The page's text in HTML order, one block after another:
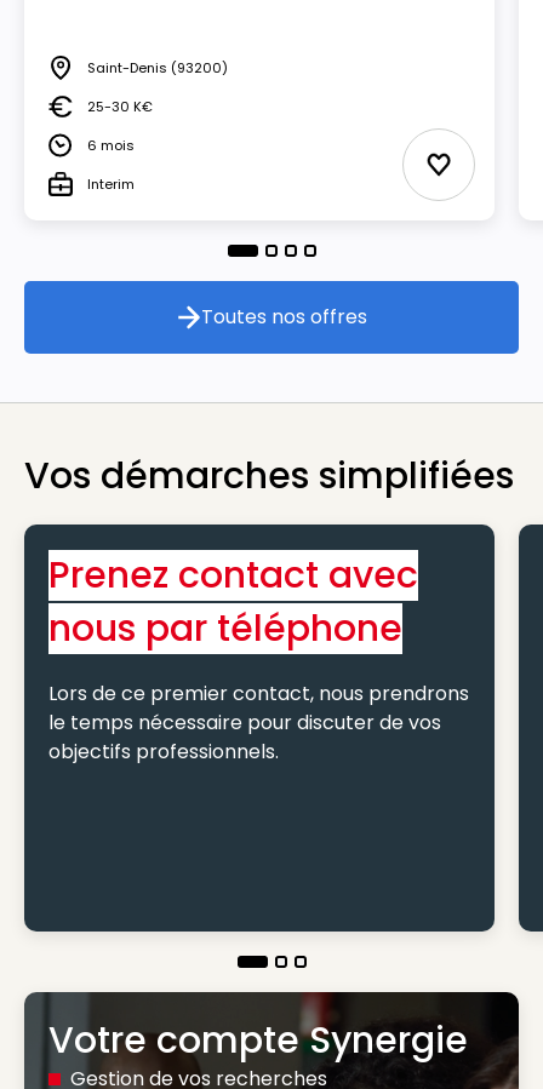
Lieu Saint-Denis (93200)
Salaire25-30 K€
Durée6 mois
TypeInterim Ajouter
Toutes nos offres
Toutes nos offres
Vos démarches simplifiées
Prenez contact avec
nous par téléphone
Lors de ce premier contact, nous prendrons
le temps nécessaire pour discuter de vos
objectifs professionnels.
Votre compte Synergie
Gestion de vos recherches